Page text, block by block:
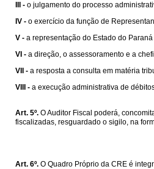
III - o julgamento do processo
IV - o exercício da função de
V - a representação do Estado do
VI - a direção, o assessoramento e a
VII - a resposta a consulta em matéria
VIII - a execução administrativa de
Art. 5º. O Auditor Fiscal poderá,
fiscalizadas, resguardado o sigilo, na
Art. 6º. O Quadro Próprio da CRE é